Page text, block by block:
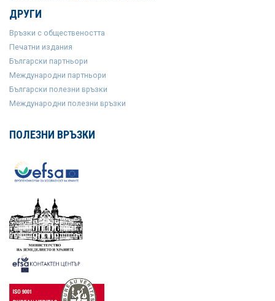
ДРУГИ
Връзки с обществеността
Печатни издания
Български партньори
Международни партньори
Български полезни връзки
Международни полезни връзки
ПОЛЕЗНИ ВРЪЗКИ